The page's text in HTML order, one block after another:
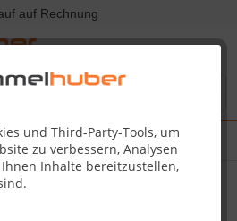
auf Rechnung
und Third-Party-Tools, um
zu verbessern, Analysen
Inhalte bereitzustellen,
CE PTSS165 #N640-